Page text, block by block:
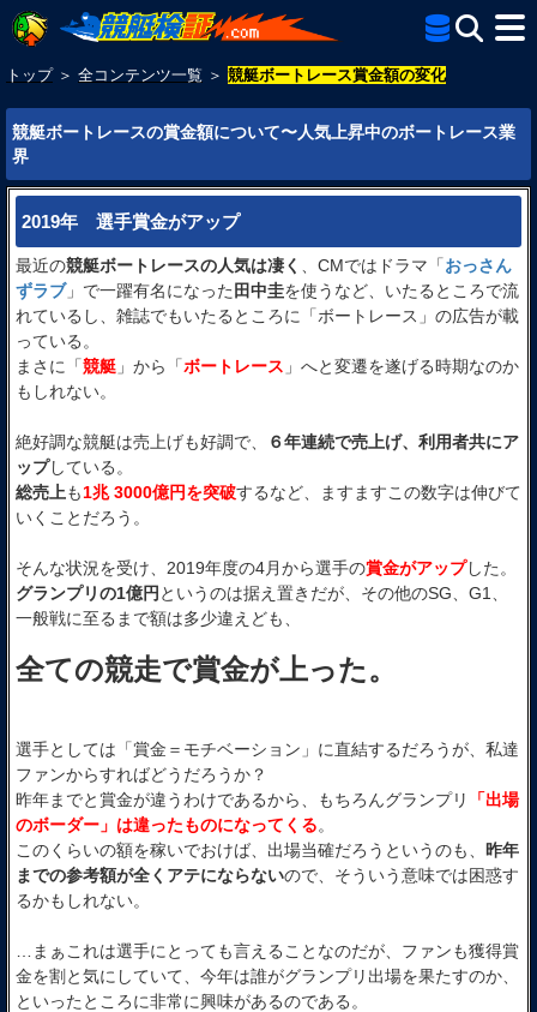
トップ ＞ 全コンテンツ一覧 ＞ 競艇ボートレース賞金額の変化
競艇ボートレースの賞金額について〜人気上昇中のボートレース業
界
2019年 選手賞金がアップ
最近の競艇ボートレースの人気は凄く 、CMではドラマ「おっさん
ずラブ」で一躍有名になった 田中圭を使うなど、いたるところで流
れているし、雑誌でもいたるところに「ボートレース」の広告が載
っている。
まさに「競艇 」から「ボートレース 」へと変遷を遂げる時期なのか
もしれない。
絶好調な競艇は売上げも好調で、
６年連続で売上げ、利用者共にア
ップしている。
総売上も1兆 3000億円を突破するなど、ますますこの数字は伸びて
いくことだろう。
そんな状況を受け、2019年度の4月から選手の賞金がアップした。
グランプリの1億円 というのは据え置きだが、その他のSG、G1、
一般戦に至るまで額は多少違えども、
全ての競走で賞金が上った。
選手としては「賞金＝モチベーション」に直結するだろうが、私達
ファンからすればどうだろうか？
昨年までと賞金が違うわけであるから、もちろんグランプリ
「出場
のボーダー」は違ったものになってくる。
このくらいの額を稼いでおけば、出場当確だろうというのも、 昨年
までの参考額が全くアテにならないので、そういう意味では困惑す
るかもしれない。
…まぁこれは選手にとっても言えることなのだが、ファンも獲得賞
金を割と気にしていて、今年は誰がグランプリ出場を果たすのか、
といったところに非常に興味があるのである。